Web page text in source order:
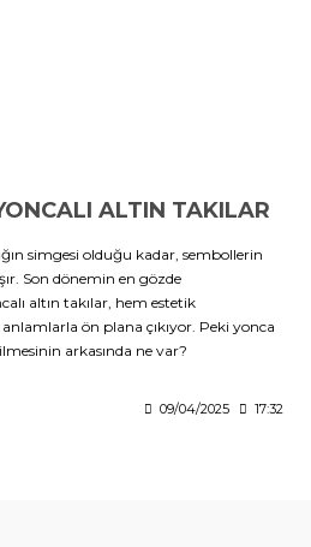
ALTIN TAKILAR
simgesi olduğu kadar, sembollerin
Son dönemin en gözde
altın takılar, hem estetik
ön plana çıkıyor. Peki yonca
arkasında ne var?
09/04/2025 17:32